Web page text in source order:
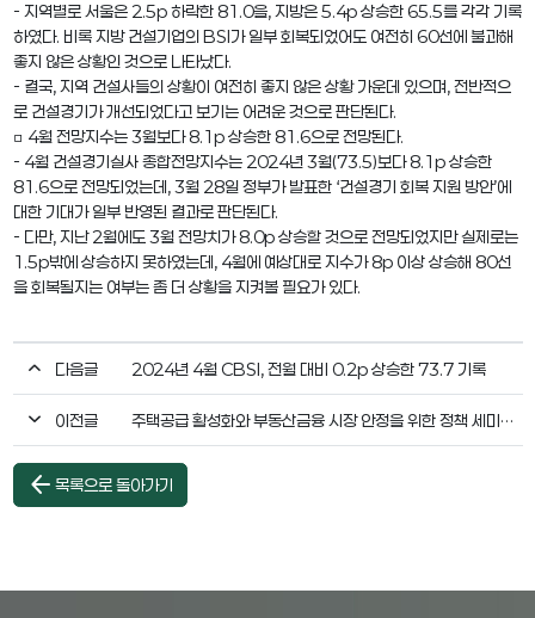
- 지역별로 서울은 2.5p 하락한 81.0을, 지방은 5.4p 상승한 65.5를 각각 기록
하였다. 비록 지방 건설기업의 BSI가 일부 회복되었어도 여전히 60선에 불과해
좋지 않은 상황인 것으로 나타났다.
- 결국, 지역 건설사들의 상황이 여전히 좋지 않은 상황 가운데 있으며, 전반적으
로 건설경기가 개선되었다고 보기는 어려운 것으로 판단된다.
□ 4월 전망지수는 3월보다 8.1p 상승한 81.6으로 전망된다.
- 4월 건설경기실사 종합전망지수는 2024년 3월(73.5)보다 8.1p 상승한
81.6으로 전망되었는데, 3월 28일 정부가 발표한 ‘건설경기 회복 지원 방안’에
대한 기대가 일부 반영된 결과로 판단된다.
- 다만, 지난 2월에도 3월 전망치가 8.0p 상승할 것으로 전망되었지만 실제로는
1.5p밖에 상승하지 못하였는데, 4월에 예상대로 지수가 8p 이상 상승해 80선
을 회복될지는 여부는 좀 더 상황을 지켜볼 필요가 있다.
다음글 2024년 4월 CBSI, 전월 대비 0.2p 상승한 73.7 기록
이전글 주택공급 활성화와 부동산금융 시장 안정을 위한 정책 세미나 개최
arrow_back 목록으로 돌아가기